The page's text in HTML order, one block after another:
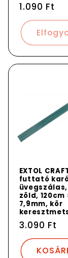
Normál
ár
1.090 Ft
EXTOL
futtató
üvegszálas,
zöld, 120cm
7,9mm, kör
Normál
ár
3.090 Ft